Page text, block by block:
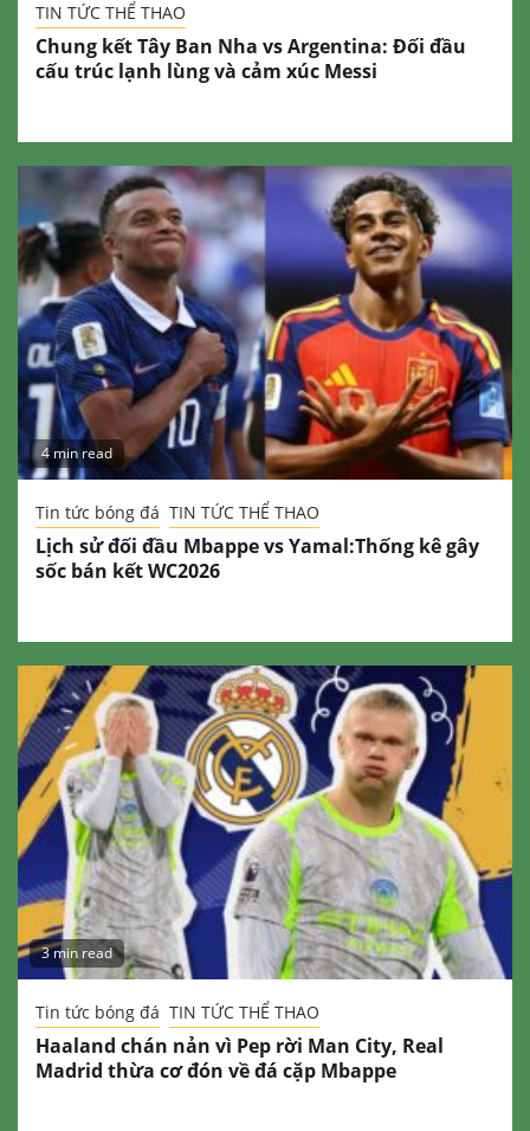
TIN TỨC THỂ THAO
Chung kết Tây Ban Nha vs Argentina: Đối đầu
cấu trúc lạnh lùng và cảm xúc Messi
4 min read
Tin tức bóng đá TIN TỨC THỂ THAO
Lịch sử đối đầu Mbappe vs Yamal:Thống kê gây
sốc bán kết WC2026
3 min read
Tin tức bóng đá TIN TỨC THỂ THAO
Haaland chán nản vì Pep rời Man City, Real
Madrid thừa cơ đón về đá cặp Mbappe